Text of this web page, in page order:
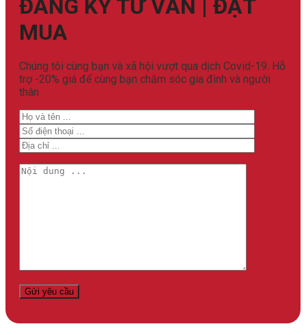
ĐĂNG KÝ TƯ VẤN | ĐẶT
MUA
Chúng tôi cùng bạn và xã hội vượt qua dịch Covid-19. Hỗ
trợ -20% giá để cùng bạn chăm sóc gia đình và người
thân